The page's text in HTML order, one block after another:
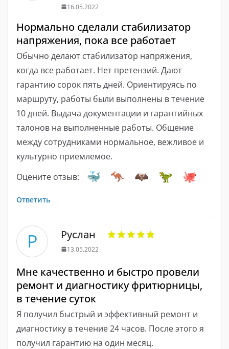
16.05.2022
Нормально сделали стабилизатор
напряжения, пока все работает
Обычно делают стабилизатор напряжения,
когда все работает. Нет претензий. Дают
гарантию сорок пять дней. Ориентируясь по
маршруту, работы были выполнены в течение
10 дней. Выдача документации и гарантийных
талонов на выполненные работы. Общение
между сотрудниками нормальное, вежливое и
культурно приемлемое.
Оцените отзыв:
Ответить
Р Руслан
13.05.2022
Мне качественно и быстро провели
ремонт и диагностику фритюрницы,
в течение суток
Я получил быстрый и эффективный ремонт и
диагностику в течение 24 часов. После этого я
получил гарантию на один месяц.